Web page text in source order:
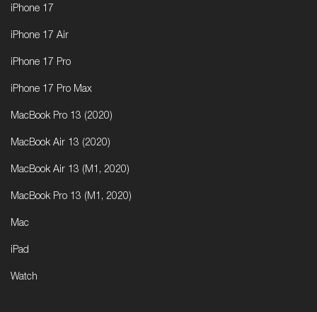
iPhone 17
iPhone 17 Air
iPhone 17 Pro
iPhone 17 Pro Max
MacBook Pro 13 (2020)
MacBook Air 13 (2020)
MacBook Air 13 (M1, 2020)
MacBook Pro 13 (M1, 2020)
Mac
iPad
Watch